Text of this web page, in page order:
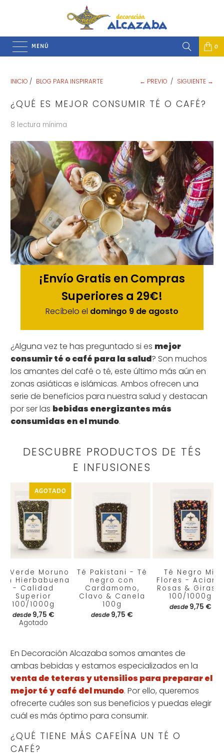
MENÚ 0
INICIO / BLOG PARA INSPIRARTE ← PREVIO / SIGUIENTE →
¿QUÉ ES MEJOR CONSUMIR TÉ O CAFÉ?
8 lectura mínima
¡Envío Gratis en Compras
Superiores a 29€!
Recíbelo el domingo 9 de agosto
¿Alguna vez te has preguntado si es mejor
consumir té o café para la salud? Son muchos
los amantes del café o té, este último más aún en
zonas asiáticas e islámicas. Ambos ofrecen una
serie de beneficios para nuestra salud y destacan
por ser las bebidas energizantes más
consumidas en el mundo.
DESCUBRE PRODUCTOS DE TÉS
E INFUSIONES
AGOTADO
Verde Moruno
Hierbabuena
- Calidad
Superior
100/1000g
desde 9,75 €
Agotado
Té Pakistani - Té
negro con
Cardamomo,
Clavo & Canela
100g
desde 9,75 €
Té Negro Mil
Flores -
Rosas & Girasol
100/1000g
desde 9,75 €
En Decoración Alcazaba somos amantes de
ambas bebidas y estamos especializados en la
venta de teteras y utensilios para preparar el
mejor té y café del mundo. Por ello, queremos
ofrecerte cuáles son sus beneficios y puedas elegir
cuál es más óptimo para consumir.
¿QUÉ TIENE MÁS CAFEÍNA UN TÉ O
CAFÉ?